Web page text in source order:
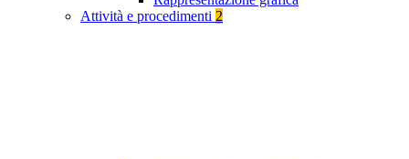
Attività e procedimenti 2